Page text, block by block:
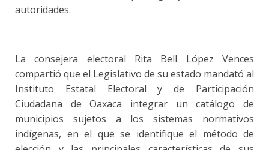
autoridades.
La consejera electoral Rita Bell López Vences
compartió que el Legislativo de su estado mandató al
Instituto Estatal Electoral y de Participación
Ciudadana de Oaxaca integrar un catálogo de
municipios sujetos a los sistemas normativos
indígenas, en el que se identifique el método de